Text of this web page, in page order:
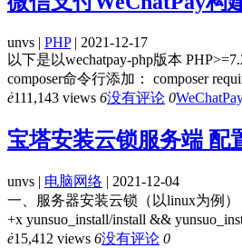
unvs | PHP| 2021-12-17
以下是以wechatpay-php版本
composer命令行添加： composer
ė111,143 views 6没有评论 0WeChatPay
宝塔安装云锁服务端 配
unvs | 电脑网络 | 2021-12-04
一、服务器安装云锁（以linux为例）
+x yunsuo_install/install &&
ė15,412 views 6没有评论 0